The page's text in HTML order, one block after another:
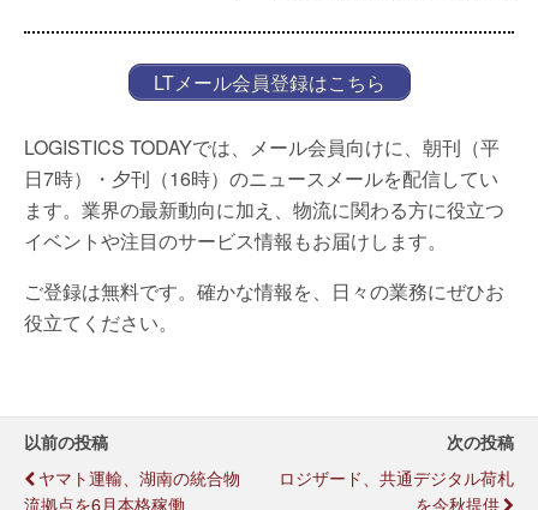
LTメール会員登録はこちら
LOGISTICS TODAYでは、メール会員向けに、朝刊（平
日7時）・夕刊（16時）のニュースメールを配信してい
ます。業界の最新動向に加え、物流に関わる方に役立つ
イベントや注目のサービス情報もお届けします。
ご登録は無料です。確かな情報を、日々の業務にぜひお
役立てください。
以前の投稿
ヤマト運輸、湖南の統合物
流拠点を6月本格稼働
次の投稿
ロジザード、共通デジタル荷札
を今秋提供